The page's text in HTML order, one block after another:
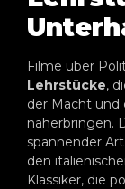
Filme über
Lehrstücke,
der Macht und
näherbringen.
spannender
den
Klassiker, die